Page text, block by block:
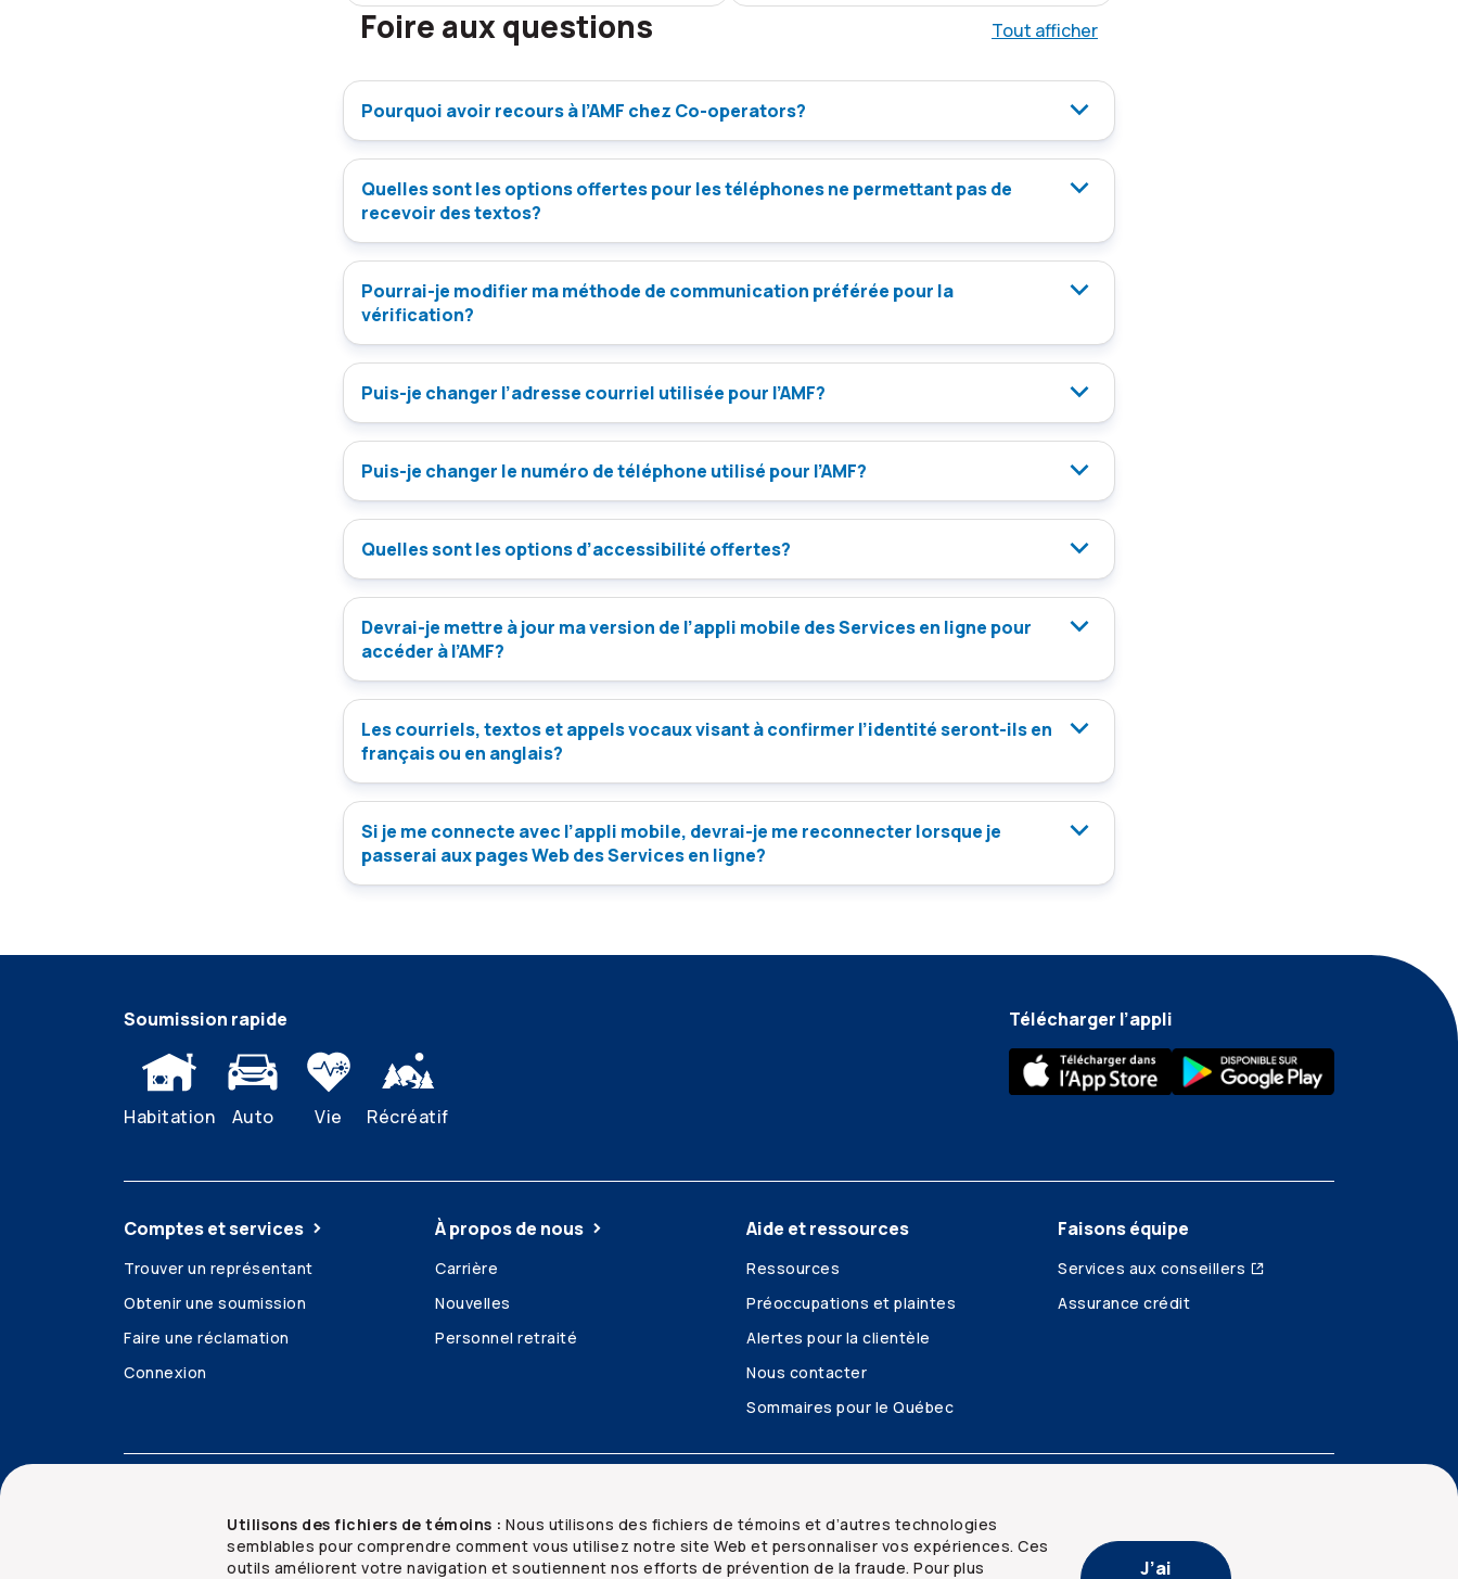
Foire aux questions Tout afficher
Pourquoi avoir recours à l’AMF chez Co-operators?
Quelles sont les options offertes pour les téléphones ne permettant pas de
recevoir des textos?
Pourrai-je modifier ma méthode de communication préférée pour la
vérification?
Puis-je changer l’adresse courriel utilisée pour l’AMF?
Puis-je changer le numéro de téléphone utilisé pour l’AMF?
Quelles sont les options d’accessibilité offertes?
Devrai-je mettre à jour ma version de l’appli mobile des Services en ligne pour
accéder à l’AMF?
Les courriels, textos et appels vocaux visant à confirmer l’identité seront-ils en
français ou en anglais?
Si je me connecte avec l’appli mobile, devrai-je me reconnecter lorsque je
passerai aux pages Web des Services en ligne?
Utilisons des fichiers de témoins : Nous utilisons des fichiers de témoins et d’autres technologies
semblables pour comprendre comment vous utilisez notre site Web et personnaliser vos expériences. Ces
outils améliorent votre navigation et soutiennent nos efforts de prévention de la fraude. Pour plus
J’ai
Soumission rapide
Habitation Auto Vie Récréatif
Télécharger l’appli
Comptes et services
Trouver un représentant
Obtenir une soumission
Faire une réclamation
Connexion
À propos de nous
Carrière
Nouvelles
Personnel retraité
Aide et ressources
Ressources
Préoccupations et plaintes
Alertes pour la clientèle
Nous contacter
Sommaires pour le Québec
Faisons équipe
Services aux conseillers
Assurance crédit